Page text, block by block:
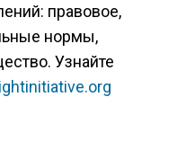
правовое,
нормы,
Узнайте